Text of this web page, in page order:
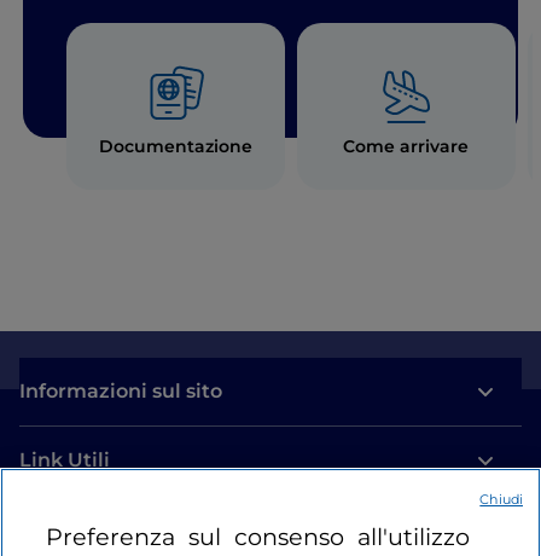
Soccorso in mare:
Documentazione Come arrivare
Informazioni sul sito
Link Utili
Login
Preferenza sul consenso all'utilizzo
Chiudi